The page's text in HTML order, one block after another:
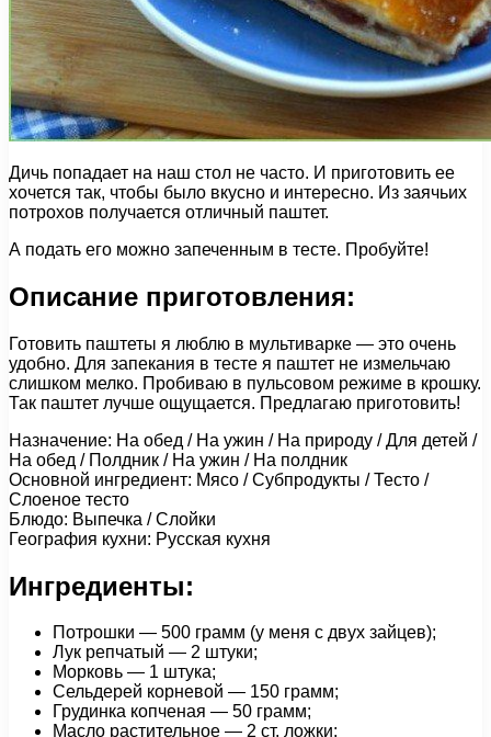
Дичь попадает на наш стол не часто. И приготовить ее
хочется так, чтобы было вкусно и интересно. Из заячьих
потрохов получается отличный паштет.
А подать его можно запеченным в тесте. Пробуйте!
Описание приготовления:
Готовить паштеты я люблю в мультиварке — это очень
удобно. Для запекания в тесте я паштет не измельчаю
слишком мелко. Пробиваю в пульсовом режиме в крошку.
Так паштет лучше ощущается. Предлагаю приготовить!
Назначение: На обед / На ужин / На природу / Для детей /
На обед / Полдник / На ужин / На полдник
Основной ингредиент: Мясо / Субпродукты / Тесто /
Слоеное тесто
Блюдо: Выпечка / Слойки
География кухни: Русская кухня
Ингредиенты:
Потрошки — 500 грамм (у меня с двух зайцев);
Лук репчатый — 2 штуки;
Морковь — 1 штука;
Сельдерей корневой — 150 грамм;
Грудинка копченая — 50 грамм;
Масло растительное — 2 ст. ложки;